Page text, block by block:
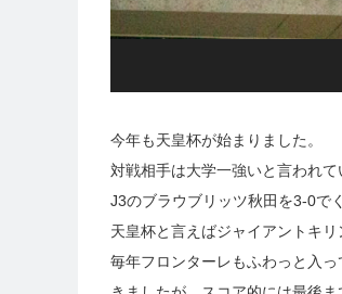
今年も天皇杯が始まりました。
対戦相手は大学一強いと言われて
J3のブラウブリッツ秋田を3-0で
天皇杯と言えばジャイアントキ
毎年フロンターレもふわっと入